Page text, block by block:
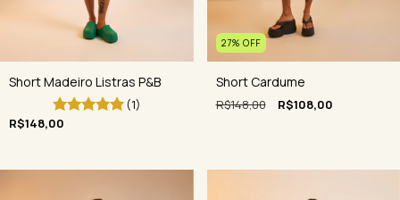
Short Madeiro Listras P&B
(1)
R$148,00
27% OFF
Short Cardume
R$148,00 R$108,00